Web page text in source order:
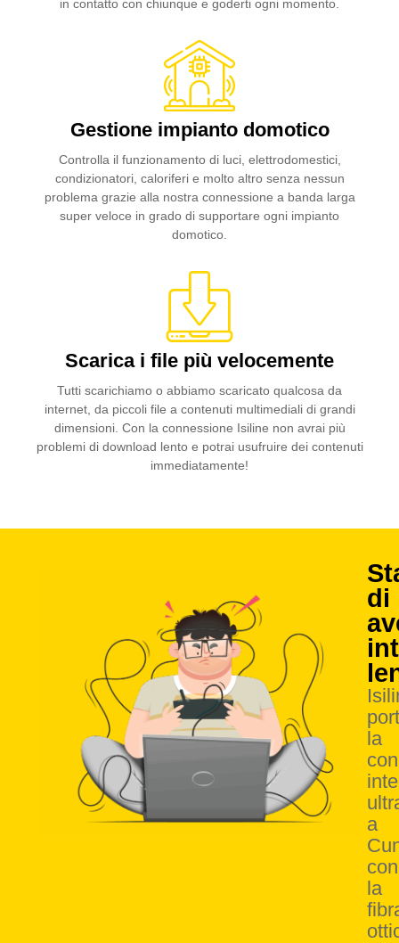
in contatto con chiunque e goderti ogni momento.
Gestione impianto domotico
Controlla il funzionamento di luci, elettrodomestici,
condizionatori, caloriferi e molto altro senza nessun
problema grazie alla nostra connessione a banda larga
super veloce in grado di supportare ogni impianto
domotico.
Scarica i file più velocemente
Tutti scarichiamo o abbiamo scaricato qualcosa da
internet, da piccoli file a contenuti multimediali di grandi
dimensioni. Con la connessione Isiline non avrai più
problemi di download lento e potrai usufruire dei contenuti
immediatamente!
di
la
a
con
la